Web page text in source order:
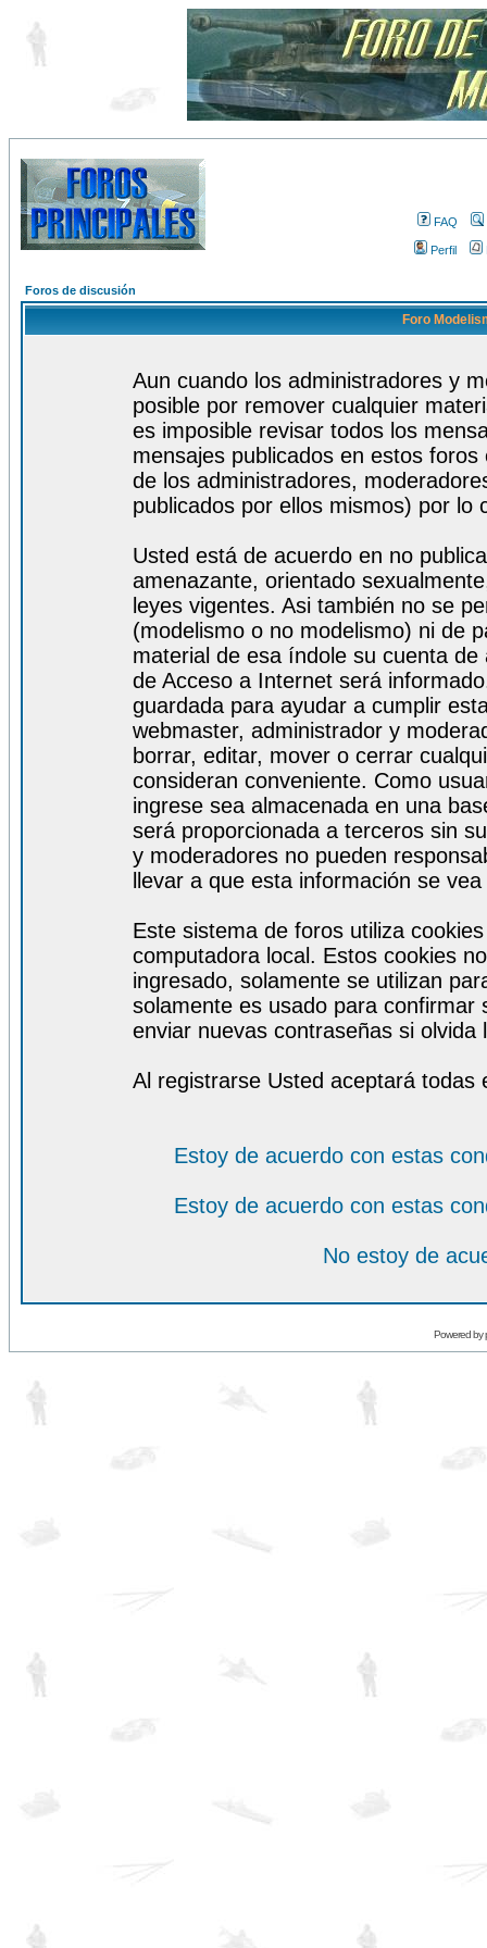
FAQ
Perfil
Foros de discusión
Foro
Aun cuando los administradores y
posible por remover cualquier
es imposible revisar todos los
mensajes publicados en estos
de los administradores,
publicados por ellos mismos) por lo
Usted está de acuerdo en no
amenazante, orientado
leyes vigentes. Asi también no se
(modelismo o no modelismo) ni de
material de esa índole su cuenta
de Acceso a Internet será
guardada para ayudar a cumplir
webmaster, administrador y
borrar, editar, mover o cerrar
consideran conveniente. Como
ingrese sea almacenada en una
será proporcionada a terceros sin
y moderadores no pueden
llevar a que esta información se
Este sistema de foros utiliza
computadora local. Estos cookies
ingresado, solamente se utilizan
solamente es usado para
enviar nuevas contraseñas si olvida
Al registrarse Usted aceptará todas
Estoy de acuerdo con estas
Estoy de acuerdo con estas
No estoy de
Powered by